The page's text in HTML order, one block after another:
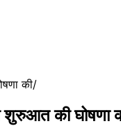
की
शुरुआत की घोषणा